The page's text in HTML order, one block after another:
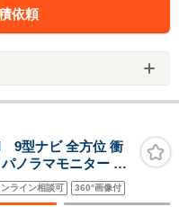
依頼
9型ナビ 全方位 衝
ノラマモニター オ
ドライブレコーダ
正アルミホイール
ンライン相談可 360°画像付